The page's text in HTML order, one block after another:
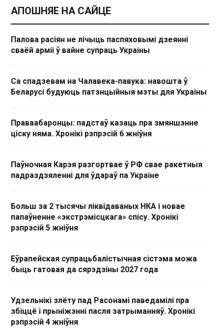
АПОШНЯЕ НА САЙЦЕ
Палова расіян не лічыць паспяховымі дзеянні
сваёй арміі ў вайне супраць Украіны
Са спадзевам на Чалавека-павука: навошта ў
Беларусі будуюць патэнцыйныя мэты для Украіны
Праваабаронцы: падстаў казаць пра змяншэнне
ціску няма. Хронікі рэпрэсій 6 жніўня
Паўночная Карэя разгортвае ў РФ свае ракетныя
падраздзяленні для ўдараў па Украіне
Больш за 2 тысячы ліквідаваных НКА і новае
папаўненне «экстрэмісцкага» спісу. Хронікі
рэпрэсій 5 жніўня
Еўрапейская супрацьбалістычная сістэма можа
быць гатовая да сярэдзіны 2027 года
Удзельнікі злёту пад Расонамі паведамілі пра
збіццё і прыніжэнні пасля затрыманняў. Хронікі
рэпрэсій 4 жніўня